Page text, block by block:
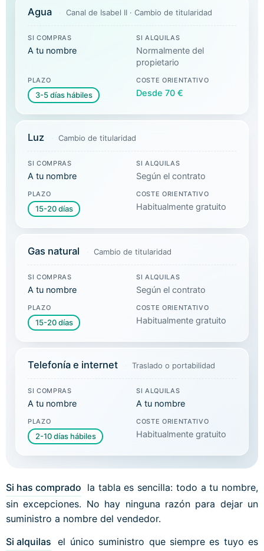
Agua Canal de Isabel II · Cambio de titularidad
SI COMPRAS
A tu nombre
SI ALQUILAS
Normalmente del
propietario
PLAZO
3-5 días hábiles
COSTE ORIENTATIVO
Desde 70 €
Luz Cambio de titularidad
SI COMPRAS
A tu nombre
SI ALQUILAS
Según el contrato
PLAZO
15-20 días
COSTE ORIENTATIVO
Habitualmente gratuito
Gas natural Cambio de titularidad
SI COMPRAS
A tu nombre
SI ALQUILAS
Según el contrato
PLAZO
15-20 días
COSTE ORIENTATIVO
Habitualmente gratuito
Telefonía e internet Traslado o portabilidad
SI COMPRAS
A tu nombre
SI ALQUILAS
A tu nombre
PLAZO
2-10 días hábiles
COSTE ORIENTATIVO
Habitualmente gratuito
Si has comprado la tabla es sencilla: todo a tu nombre,
sin excepciones. No hay ninguna razón para dejar un
suministro a nombre del vendedor.
Si alquilas el único suministro que siempre es tuyo es